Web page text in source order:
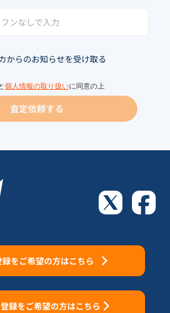
からのお知らせを受け取る
個人情報の取り扱いに同意の上
査定依頼する
をご希望の方はこちら
録をご希望の方はこちら